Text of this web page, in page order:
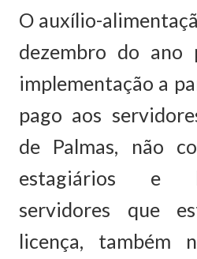
O auxílio-
dezembro do ano
implementação a
pago aos
de Palmas, não
estagiários e
servidores que
licença, também